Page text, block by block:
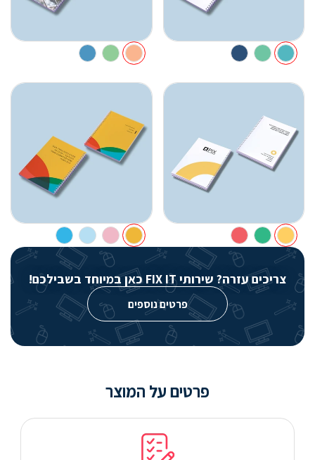
צריכים עזרה? שירותי FIX IT כאן במיוחד בשבילכם!
פרטים נוספים
פרטים על המוצר